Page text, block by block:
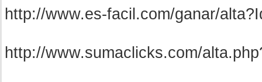
http://www.es-facil.com/ganar/
http://www.sumaclicks.com/